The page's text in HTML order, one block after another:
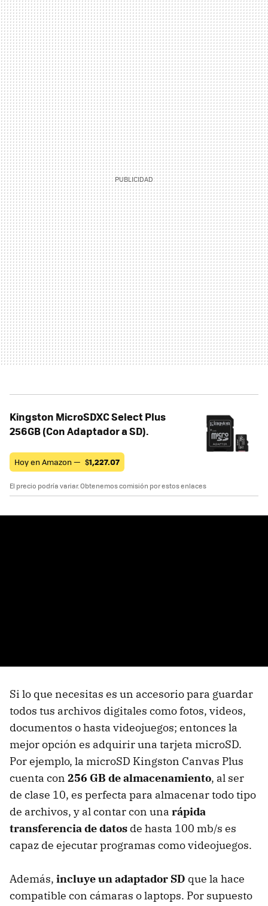
Kingston MicroSDXC Select Plus
256GB (Con Adaptador a SD).
Hoy en Amazon — $1,227.07
El precio podría variar. Obtenemos comisión por estos enlaces
Si lo que necesitas es un accesorio para guardar
todos tus archivos digitales como fotos, videos,
documentos o hasta videojuegos; entonces la
mejor opción es adquirir una tarjeta microSD.
Por ejemplo, la microSD Kingston Canvas Plus
cuenta con 256 GB de almacenamiento, al ser
de clase 10, es perfecta para almacenar todo tipo
de archivos, y al contar con una rápida
transferencia de datos de hasta 100 mb/s es
capaz de ejecutar programas como videojuegos.
Además, incluye un adaptador SD que la hace
compatible con cámaras o laptops. Por supuesto